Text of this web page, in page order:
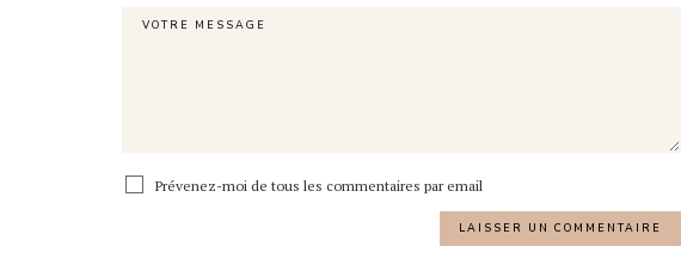
Prévenez-moi de tous les commentaires par email